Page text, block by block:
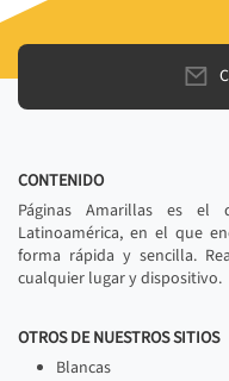
CONTENIDO
Páginas Amarillas es el
Latinoamérica, en el que
forma rápida y sencilla.
cualquier lugar y dispositivo.
OTROS DE NUESTROS SITIOS
Blancas